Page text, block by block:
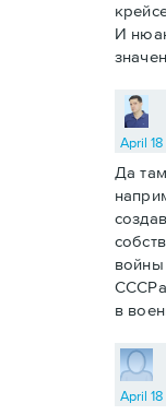
И
April
Да
войны
СССРа
в
April